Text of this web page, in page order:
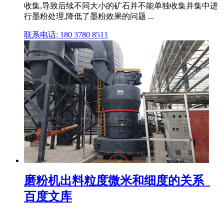
收集,导致后续不同大小的矿石并不能单独收集并集中进
行墨粉处理,降低了墨粉效果的问题 ...
联系电话: 180 3780 8511
磨粉机出料粒度微米和细度的关系_
百度文库